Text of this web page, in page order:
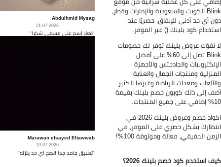
Blink الكويت والسعودية والإمارات وقطر،
أي حد أدنى للإنفاق، حصريًا عند
كود بلينك () عبر الموفر.
تفوّت عروض بلينك توفر لك خصومات
Blink تصل إلى 60% على أفضل
والجادجتس والأجهزة
ومنتجات الجمال والعناية
ومعدات الرياضة وغيرها الكثير.
إلى ذلك كوبون خصم بلينك بقيمة
اكواد خصم وعروض بلينك 2026 في
بشكل حصري على الموفر، في
الحقيقي، فعالة وموثوقة 100%!
استخدم كود خصم بلينك 2026؟
Abdulhmid Mysag
21-07-2026
"فعلا إسم على مسمى شكرا"
Marawan elsayed Eltawwab
19-07-2026
"تطبيق جامد جدا انصح اي حد ينزله"